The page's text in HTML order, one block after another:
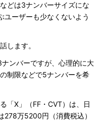
どは3ナンバーサイズにな
ユーザーも少なくないよう
します。
ンバーですが、心理的に大
制限などで5ナンバーを希
「X」（FF・CVT）は、日
278万5200円（消費税込）